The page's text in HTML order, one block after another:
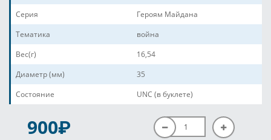
Серия
Героям Майдана
Тематика
война
Вес(г)
16,54
Диаметр (мм)
35
Состояние
UNC (в буклете)
900P